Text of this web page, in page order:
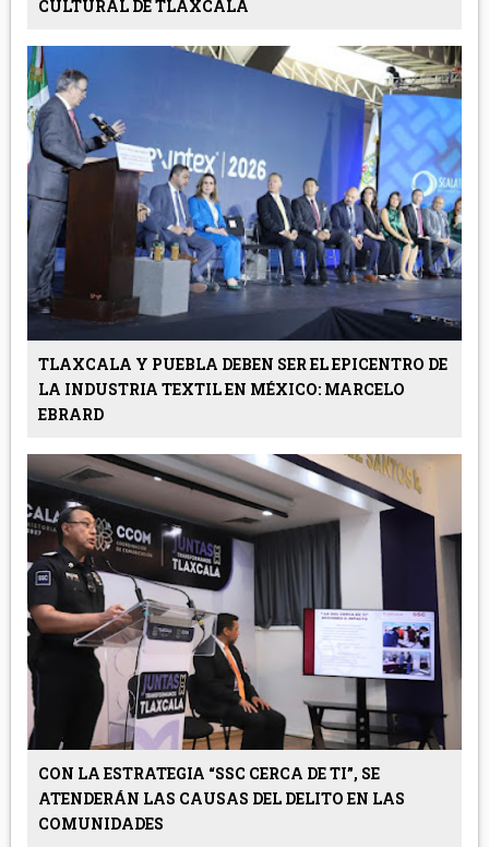
CULTURAL DE TLAXCALA
TLAXCALA Y PUEBLA DEBEN SER EL EPICENTRO DE
LA INDUSTRIA TEXTIL EN MÉXICO: MARCELO
EBRARD
CON LA ESTRATEGIA “SSC CERCA DE TI”, SE
ATENDERÁN LAS CAUSAS DEL DELITO EN LAS
COMUNIDADES